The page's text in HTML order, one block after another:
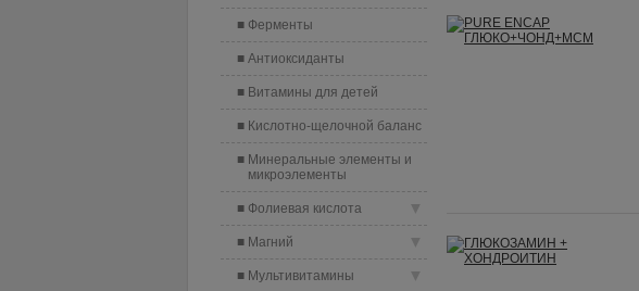
Ферменты
Антиоксиданты
Витамины для детей
Кислотно-щелочной баланс
Минеральные элементы и
микроэлементы
▼
Фолиевая кислота
▼
Магний
▼
Мультивитамины